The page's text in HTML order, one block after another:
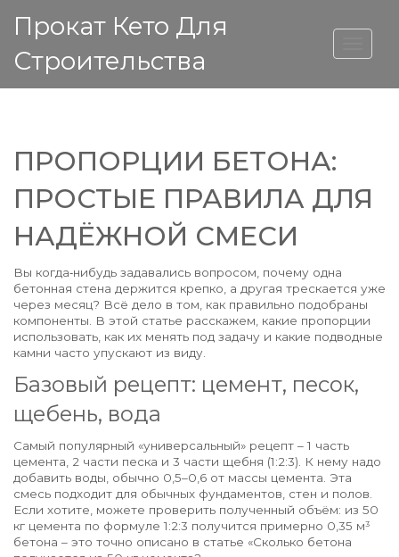
Прокат Кето Для
Строительства
ВЫСОТА ДОМА
ПРОПОРЦИИ БЕТОНА:
ПРОСТЫЕ ПРАВИЛА ДЛЯ
НАДЁЖНОЙ СМЕСИ
Вы когда‑нибудь задавались вопросом, почему одна
бетонная стена держится крепко, а другая трескается уже
через месяц? Всё дело в том, как правильно подобраны
компоненты. В этой статье расскажем, какие пропорции
использовать, как их менять под задачу и какие подводные
камни часто упускают из виду.
Базовый рецепт: цемент, песок,
щебень, вода
Самый популярный «универсальный» рецепт – 1 часть
цемента, 2 части песка и 3 части щебня (1:2:3). К нему надо
добавить воды, обычно 0,5–0,6 от массы цемента. Эта
смесь подходит для обычных фундаментов, стен и полов.
Если хотите, можете проверить полученный объём: из 50
кг цемента по формуле 1:2:3 получится примерно 0,35 м³
бетона – это точно описано в статье «Сколько бетона